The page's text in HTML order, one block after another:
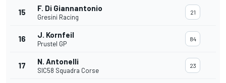
15 F. Di Giannantonio
Gresini Racing
21
16 J. Kornfeil
Prustel GP
84
17 N. Antonelli
SIC58 Squadra Corse
23